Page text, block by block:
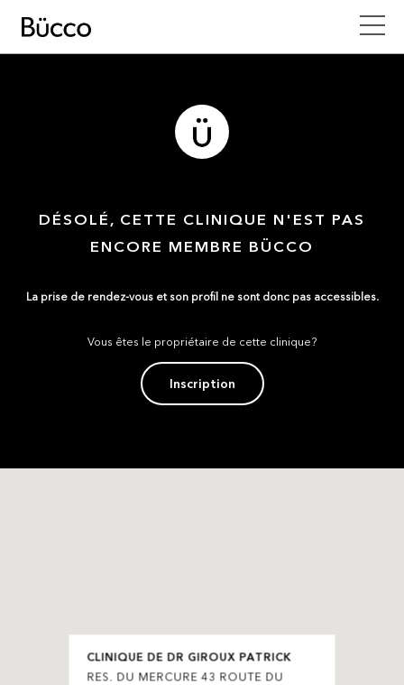
DÉSOLÉ, CETTE CLINIQUE N'EST PAS
ENCORE MEMBRE BÜCCO
La prise de rendez-vous et son profil ne sont donc pas accessibles.
Vous êtes le propriétaire de cette clinique?
Inscription
CLINIQUE DE DR GIROUX PATRICK
RES. DU MERCURE 43 ROUTE DU